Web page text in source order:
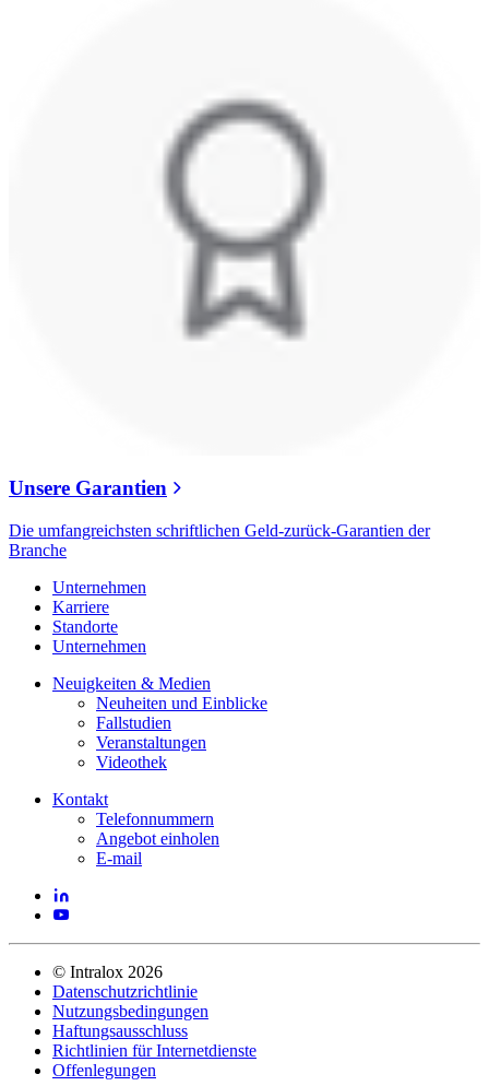
Unsere Garantien
Die umfangreichsten schriftlichen Geld-zurück-Garantien der
Branche
Unternehmen
Karriere
Standorte
Unternehmen
Neuigkeiten & Medien
Neuheiten und Einblicke
Fallstudien
Veranstaltungen
Videothek
Kontakt
Telefonnummern
Angebot einholen
E-mail
© Intralox 2026
Datenschutzrichtlinie
Nutzungsbedingungen
Haftungsausschluss
Richtlinien für Internetdienste
Offenlegungen